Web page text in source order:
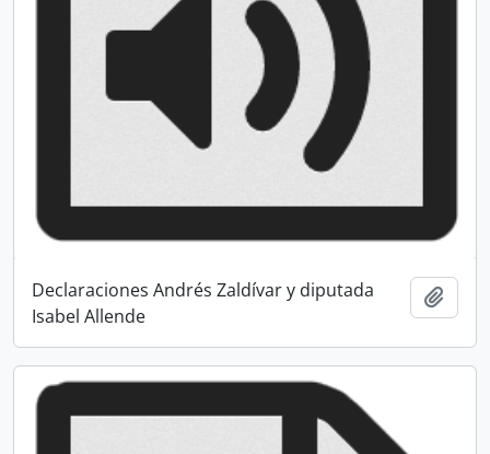
Declaraciones Andrés Zaldívar y diputada
Isabel Allende